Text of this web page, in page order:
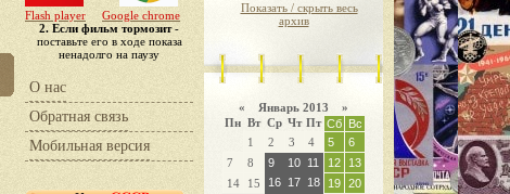
Flash player
Google chrome
2. Если фильм тормозит-
поставьте его в ходе показа
ненадолго на паузу
О нас
Обратная связь
Мобильная версия
Показать / скрыть весь
архив
« Январь 2013 »
Пн Вт Ср Чт Пт Сб Вс
1
2 3 4 5
6
7
8 9 10 11 12
13
14
15 16 17 18 19 20